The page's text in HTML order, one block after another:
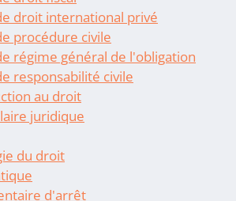
droit international privé
procédure civile
régime général de l'obligation
responsabilité civile
au droit
juridique
du droit
d'arrêt